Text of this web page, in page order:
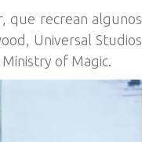
que recrean algunos
Universal Studios
of Magic.